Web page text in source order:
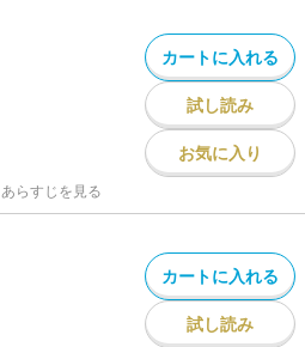
カートに入れる
試し読み
お気に入り
あらすじを見る
カートに入れる
試し読み